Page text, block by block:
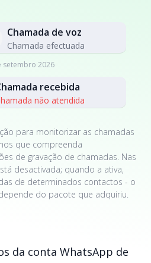
Chamada de voz
Chamada efectuada
setembro 2026
recebida
não atendida
para monitorizar as chamadas
que compreenda
de gravação de chamadas. Nas
desactivada; quando a ativa,
de determinados contactos - o
do pacote que adquiriu.
da conta WhatsApp de